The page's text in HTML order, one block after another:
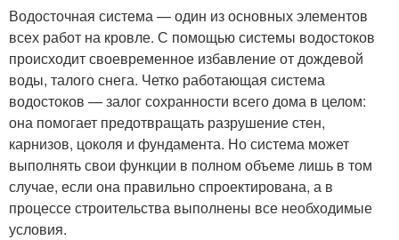
Водосточная система — один из основных элементов
всех работ на кровле. С помощью системы водостоков
происходит своевременное избавление от дождевой
воды, талого снега. Четко работающая система
водостоков — залог сохранности всего дома в целом:
она помогает предотвращать разрушение стен,
карнизов, цоколя и фундамента. Но система может
выполнять свои функции в полном объеме лишь в том
случае, если она правильно спроектирована, а в
процессе строительства выполнены все необходимые
условия.